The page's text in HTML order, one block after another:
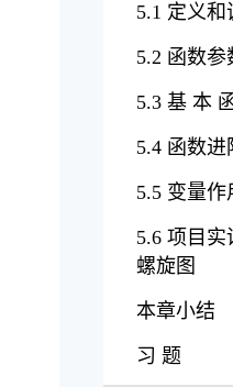
5.1 定义和
5.2 函数参
5.3 基 本
5.4 函数进
5.5 变量作
5.6 项目
螺旋图
本章小结
习 题